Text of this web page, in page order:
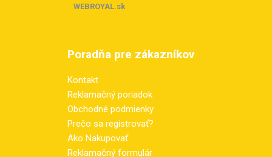
WEBROYAL.sk
Poradňa pre zákazníkov
Kontakt
Reklamačný poriadok
Obchodné podmienky
Prečo sa registrovať?
Ako Nakupovať
Reklamačný formulár